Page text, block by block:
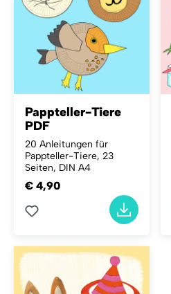
Pappteller-Tiere
PDF
20 Anleitungen für
Pappteller-Tiere, 23
Seiten, DIN A4
€ 4,90